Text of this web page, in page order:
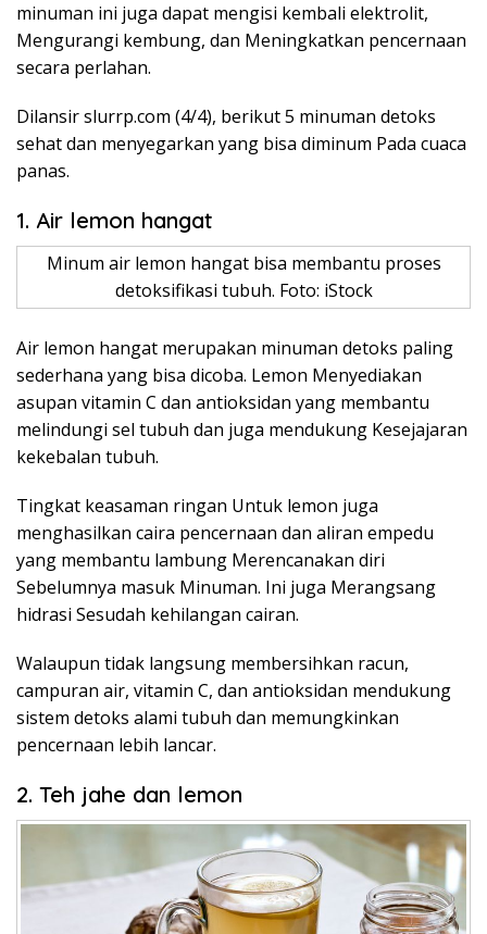
minuman ini juga dapat mengisi kembali elektrolit,
Mengurangi kembung, dan Meningkatkan pencernaan
secara perlahan.
Dilansir slurrp.com (4/4), berikut 5 minuman detoks
sehat dan menyegarkan yang bisa diminum Pada cuaca
panas.
1. Air lemon hangat
Minum air lemon hangat bisa membantu proses
detoksifikasi tubuh. Foto: iStock
Air lemon hangat merupakan minuman detoks paling
sederhana yang bisa dicoba. Lemon Menyediakan
asupan vitamin C dan antioksidan yang membantu
melindungi sel tubuh dan juga mendukung Kesejajaran
kekebalan tubuh.
Tingkat keasaman ringan Untuk lemon juga
menghasilkan caira pencernaan dan aliran empedu
yang membantu lambung Merencanakan diri
Sebelumnya masuk Minuman. Ini juga Merangsang
hidrasi Sesudah kehilangan cairan.
Walaupun tidak langsung membersihkan racun,
campuran air, vitamin C, dan antioksidan mendukung
sistem detoks alami tubuh dan memungkinkan
pencernaan lebih lancar.
2. Teh jahe dan lemon